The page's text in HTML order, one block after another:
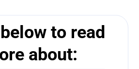
to read
about: